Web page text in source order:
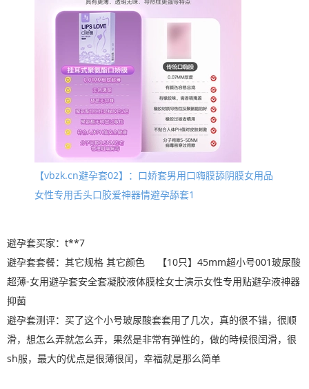
【vbzk.cn避孕套02】：口娇套男用口嗨膜舔阴膜女用品
女性专用舌头口胶爱神器情避孕舔套1
避孕套买家：t**7
避孕套套餐：其它规格 其它颜色 【10只】45mm超小号001玻尿酸
超薄-女用避孕套安全套凝胶液体膜栓女士演示女性专用贴避孕液神器
抑菌
避孕套测评：买了这个小号玻尿酸套套用了几次，真的很不错，很顺
滑，想怎么弄就怎么弄，果然是非常有弹性的，做的時候很闰滑，很
sh服，最大的优点是很薄很闰，幸福就是那么简单